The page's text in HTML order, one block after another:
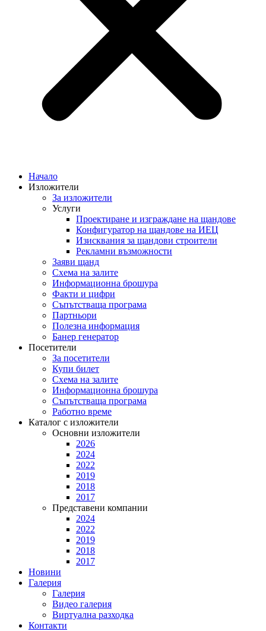
Начало
Изложители
За изложители
Услуги
Проектиране и изграждане на щандове
Конфигуратор на щандове на ИЕЦ
Изисквания за щандови строители
Рекламни възможности
Заяви щанд
Схема на залите
Информационна брошура
Факти и цифри
Съпътстваща програма
Партньори
Полезна информация
Банер генератор
Посетители
За посетители
Купи билет
Схема на залите
Информационна брошура
Съпътстваща програма
Работно време
Каталог с изложители
Основни изложители
2026
2024
2022
2019
2018
2017
Представени компании
2024
2022
2019
2018
2017
Новини
Галерия
Галерия
Видео галерия
Виртуална разходка
Контакти